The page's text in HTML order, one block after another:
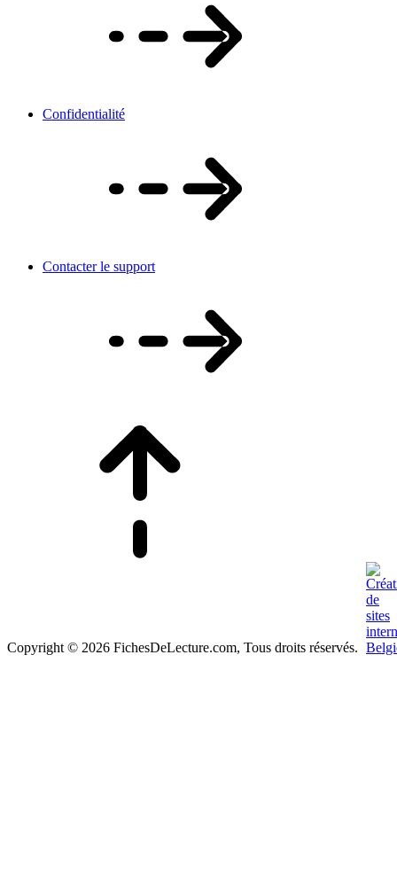
Confidentialité
Contacter le support
Copyright © 2026 FichesDeLecture.com, Tous droits réservés.